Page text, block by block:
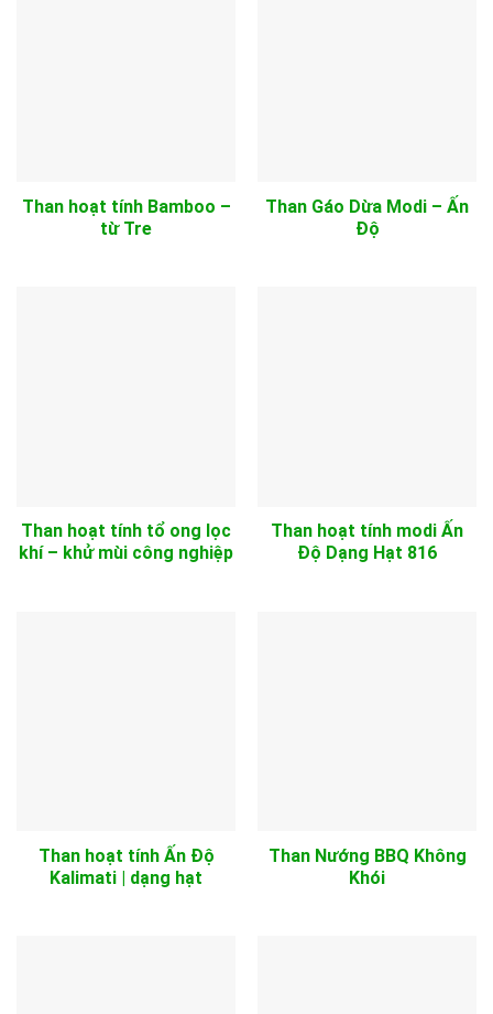
Than hoạt tính Bamboo –
từ Tre
Than Gáo Dừa Modi – Ấn
Độ
Than hoạt tính tổ ong lọc
khí – khử mùi công nghiệp
Than hoạt tính modi Ấn
Độ Dạng Hạt 816
Than hoạt tính Ấn Độ
Kalimati | dạng hạt
Than Nướng BBQ Không
Khói